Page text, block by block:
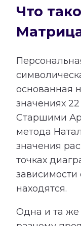
Что
основанная
значениях
Старшими
метода
значения
точках
зависимости
находятся.
Одна и та же